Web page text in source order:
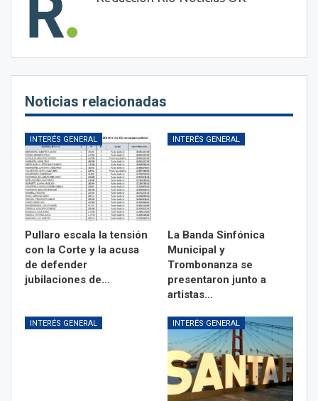
Noticias relacionadas
INTERÉS GENERAL
Pullaro escala la tensión
con la Corte y la acusa
de defender
jubilaciones de…
INTERÉS GENERAL
La Banda Sinfónica
Municipal y
Trombonanza se
presentaron junto a
artistas…
INTERÉS GENERAL INTERÉS GENERAL